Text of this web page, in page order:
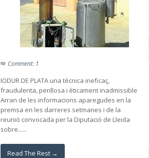
Comment: 1
IODUR DE PLATA una tècnica ineficaç,
fraudulenta, perillosa i èticament inadmissible
Arran de les informacions aparegudes en la
premsa en les darreres setmanes i de la
reunió convocada per la Diputació de Lleida
sobre......
Read The Rest →